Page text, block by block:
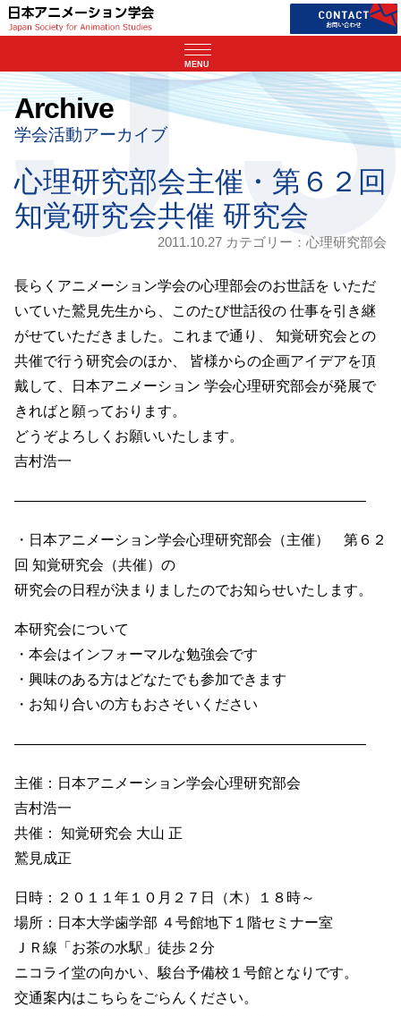
MENU
Archive
学会活動アーカイブ
心理研究部会主催・第６２回
知覚研究会共催 研究会
2011.10.27 カテゴリー： 心理研究部会
長らくアニメーション学会の心理部会のお世話を いただ
いていた鷲見先生から、このたび世話役の 仕事を引き継
がせていただきました。これまで通り、 知覚研究会との
共催で行う研究会のほか、 皆様からの企画アイデアを頂
戴して、日本アニメーション 学会心理研究部会が発展で
きればと願っております。
どうぞよろしくお願いいたします。
吉村浩一
————————————————————————–
・日本アニメーション学会心理研究部会（主催） 第６２
回 知覚研究会（共催）の
研究会の日程が決まりましたのでお知らせいたします。
本研究会について
・本会はインフォーマルな勉強会です
・興味のある方はどなたでも参加できます
・お知り合いの方もおさそいください
————————————————————————–
主催：日本アニメーション学会心理研究部会
吉村浩一
共催： 知覚研究会 大山 正
鷲見成正
日時：２０１１年１０月２７日（木）１８時～
場所：日本大学歯学部 ４号館地下１階セミナー室
ＪＲ線「お茶の水駅」徒歩２分
ニコライ堂の向かい、駿台予備校１号館となりです。
交通案内はこちらをごらんください。